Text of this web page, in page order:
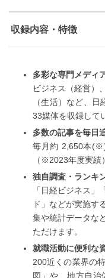
収録内容・特徴
多彩な専門メディ
ビジネス（経営）
（生活）など、日
33媒体を収録して
多数の記事を毎日
毎月約 2,650本
（※2023年度実績）
独自調査・ランキ
「日経ビジネス
ド」などが実施す
集や統計データな
ただけます。
就職活動に便利な
200近くの業界の
図」や、地方自